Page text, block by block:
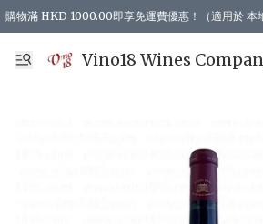
購物滿 HKD 1000.00即享免運費優惠！（適用於 本
Vino18 Wines